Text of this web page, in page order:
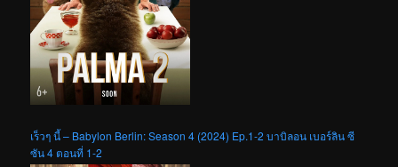
เร็วๆ นี้ – Babylon Berlin: Season 4 (2024) Ep.1-2 บาบิลอน เบอร์ลิน ซี
ซัน 4 ตอนที่ 1-2